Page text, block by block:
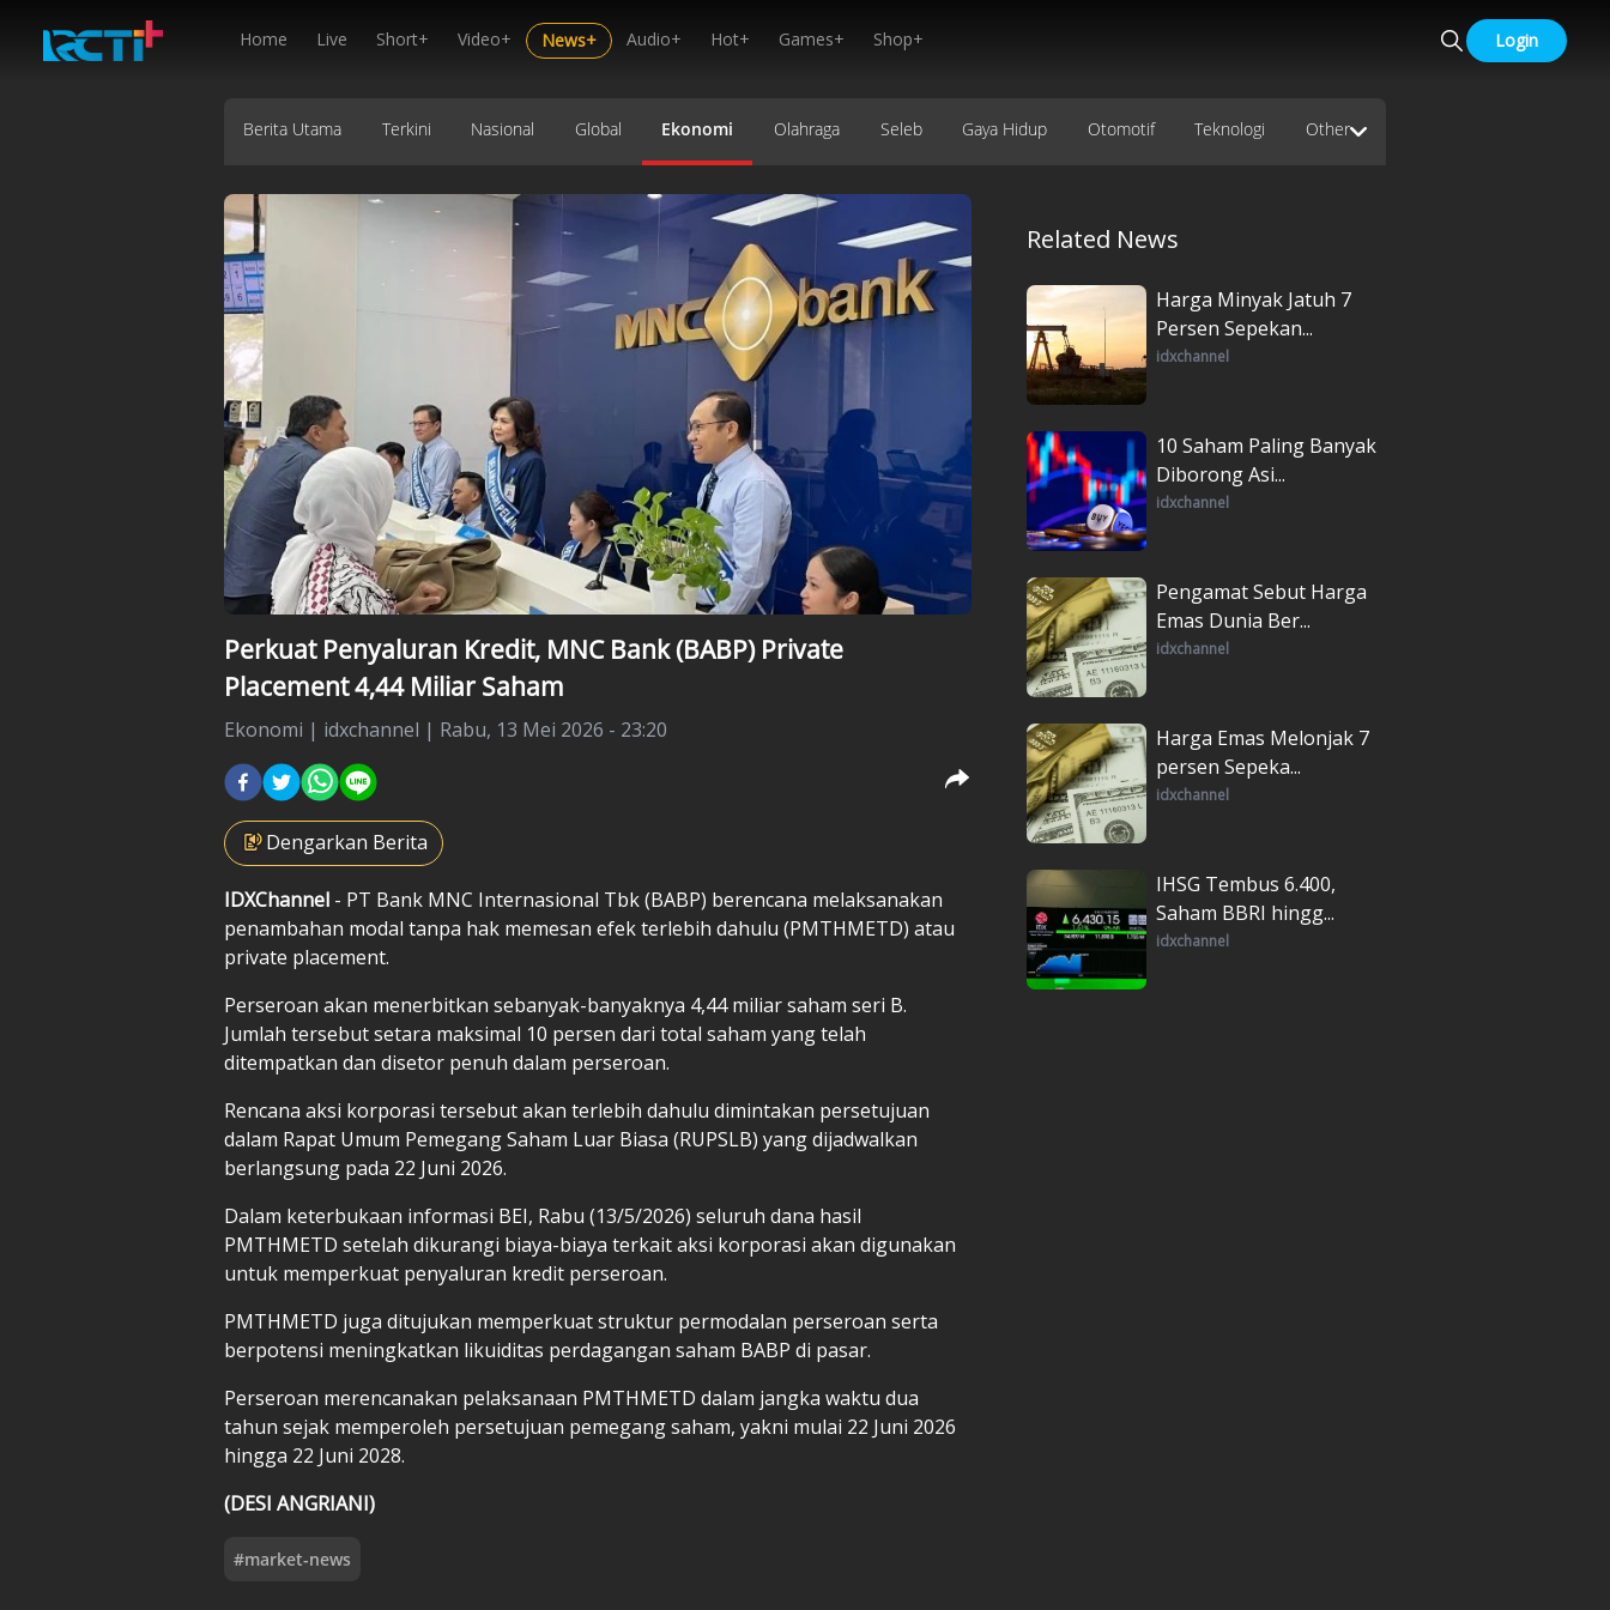
Home Live Short+ Video+ News+ Audio+ Hot+ Games+ Shop+ Login
Berita Utama Terkini Nasional Global Ekonomi Olahraga Seleb Gaya Hidup Otomotif Teknologi Other
Perkuat Penyaluran Kredit, MNC Bank (BABP) Private
Placement 4,44 Miliar Saham
Ekonomi | idxchannel | Rabu, 13 Mei 2026 - 23:20
Dengarkan Berita
IDXChannel - PT Bank MNC Internasional Tbk (BABP) berencana melaksanakan
penambahan modal tanpa hak memesan efek terlebih dahulu (PMTHMETD) atau
private placement.
Perseroan akan menerbitkan sebanyak-banyaknya 4,44 miliar saham seri B.
Jumlah tersebut setara maksimal 10 persen dari total saham yang telah
ditempatkan dan disetor penuh dalam perseroan.
Rencana aksi korporasi tersebut akan terlebih dahulu dimintakan persetujuan
dalam Rapat Umum Pemegang Saham Luar Biasa (RUPSLB) yang dijadwalkan
berlangsung pada 22 Juni 2026.
Dalam keterbukaan informasi BEI, Rabu (13/5/2026) seluruh dana hasil
PMTHMETD setelah dikurangi biaya-biaya terkait aksi korporasi akan digunakan
untuk memperkuat penyaluran kredit perseroan.
PMTHMETD juga ditujukan memperkuat struktur permodalan perseroan serta
berpotensi meningkatkan likuiditas perdagangan saham BABP di pasar.
Perseroan merencanakan pelaksanaan PMTHMETD dalam jangka waktu dua
tahun sejak memperoleh persetujuan pemegang saham, yakni mulai 22 Juni 2026
hingga 22 Juni 2028.
(DESI ANGRIANI)
#market-news
Related News
Harga Minyak Jatuh 7
Persen Sepekan...
idxchannel
10 Saham Paling Banyak
Diborong Asi...
idxchannel
Pengamat Sebut Harga
Emas Dunia Ber...
idxchannel
Harga Emas Melonjak 7
persen Sepeka...
idxchannel
IHSG Tembus 6.400,
Saham BBRI hingg...
idxchannel